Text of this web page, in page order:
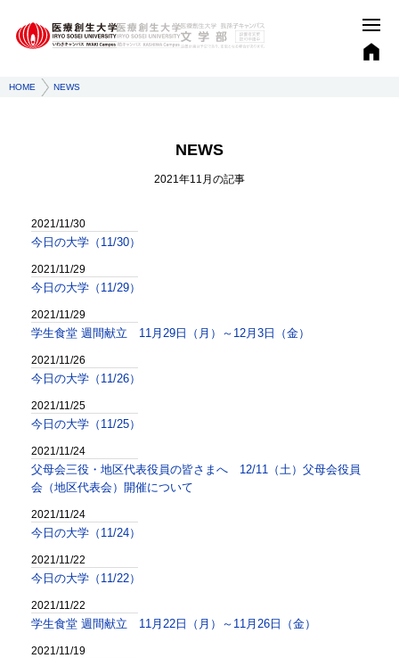
HOME NEWS
NEWS
2021年11月 の記事
2021/11/30
今日の大学（11/30）
2021/11/29
今日の大学（11/29）
2021/11/29
学生食堂 週間献立 11月29日（月）～12月3日（金）
2021/11/26
今日の大学（11/26）
2021/11/25
今日の大学（11/25）
2021/11/24
父母会三役・地区代表役員の皆さまへ 12/11（土）父母会役員
会（地区代表会）開催について
2021/11/24
今日の大学（11/24）
2021/11/22
今日の大学（11/22）
2021/11/22
学生食堂 週間献立 11月22日（月）～11月26日（金）
2021/11/19